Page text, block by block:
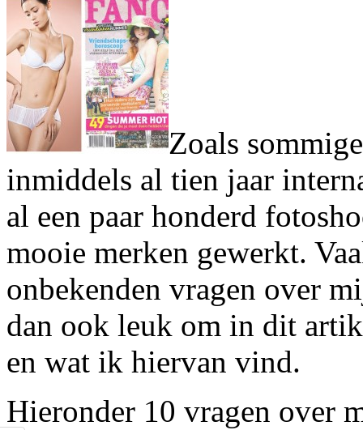
Zoals
inmiddels al tien jaar
al een paar honderd
mooie merken gewerkt.
onbekenden vragen over
dan ook leuk om in dit
en wat ik hiervan vind.
Hieronder 10 vragen over